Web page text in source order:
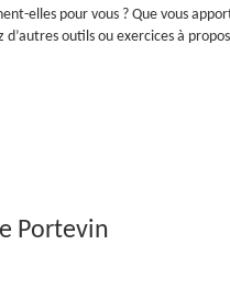
elles pour vous ? Que vous
d’autres outils ou exercices à
Portevin